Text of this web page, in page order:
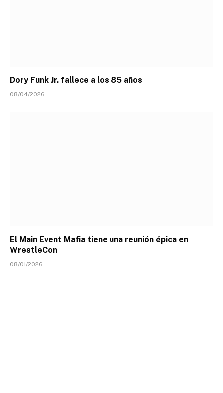
Dory Funk Jr. fallece a los 85 años
08/04/2026
El Main Event Mafia tiene una reunión épica en
WrestleCon
08/01/2026